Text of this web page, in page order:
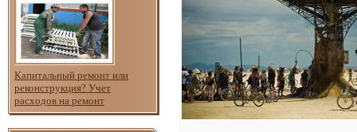
Капитальный ремонт или
реконструкция? Учет
расходов на ремонт